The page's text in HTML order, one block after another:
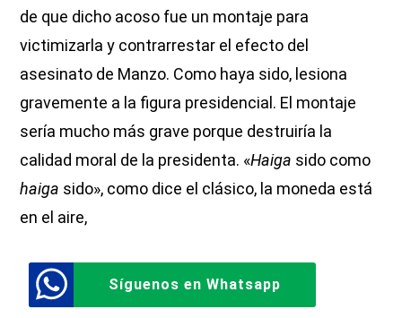
de que dicho acoso fue un montaje para
victimizarla y contrarrestar el efecto del
asesinato de Manzo. Como haya sido, lesiona
gravemente a la figura presidencial. El montaje
sería mucho más grave porque destruiría la
calidad moral de la presidenta. «Haiga sido como
haiga sido», como dice el clásico, la moneda está
en el aire,
Síguenos en Whatsapp